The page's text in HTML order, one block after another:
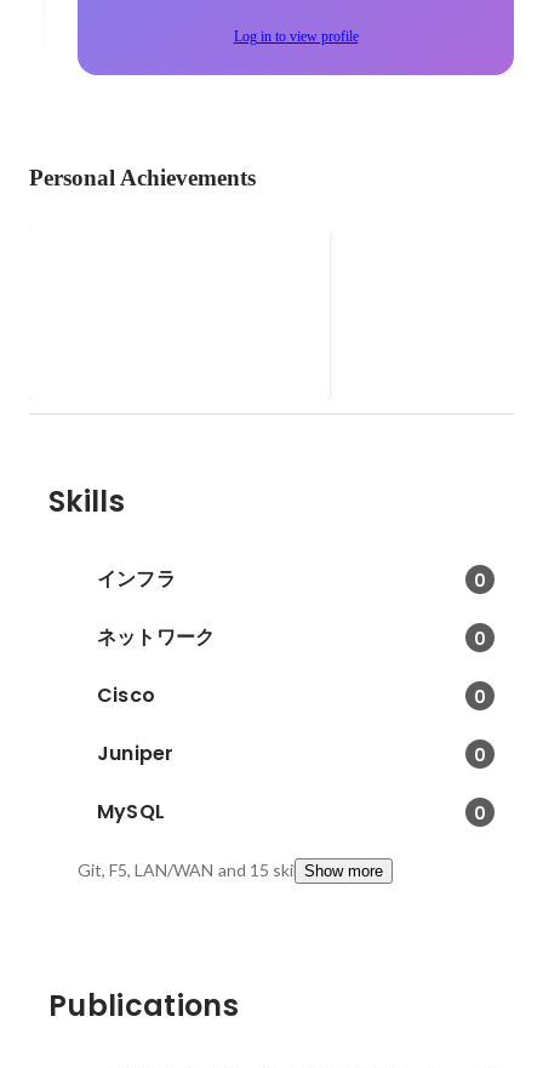
Log in to view profile
Personal Achievements
築し、インターネット接続を提供
2016/CROSS2016」のプロジェク
トメンバーとして会場wifiネット
Skills
インフラ 0
ネットワーク 0
Cisco 0
Juniper 0
MySQL 0
Git, F5, LAN/WAN and 15 skillsShow more
Publications